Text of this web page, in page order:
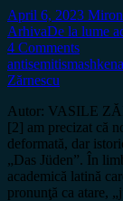
April 6, 2023
ArhivaDe la lume
4 Comments
antisemitism
Zărnescu
Autor: VASILE
[2] am precizat că
deformată, dar
„Das Jüden”. În
academică latină
pronunţă ca atare,